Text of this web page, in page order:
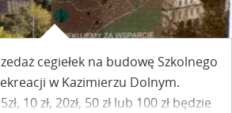
cegiełek na budowę Szkolnego
w Kazimierzu Dolnym.
10 zł, 20zł, 50 zł lub 100 zł będzie